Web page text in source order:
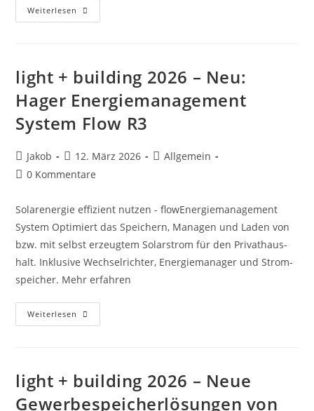
Weiterlesen Intersolar
Messe
SMA
Bis
KW
Mit
Backup
Und
SMA
M
light + building 2026 – Neu:
Hager Energiemanagement
System Flow R3
Beitrags-
Autor:
Jakob
Beitrag
veröffentlicht:
12. März 2026
Beitrags-
Allgemein
Beitrags-
0 Kommentare
Solarenergie effizient nutzen - flowEner­gie­ma­nage­ment
System Opti­miert das Spei­chern, Managen und Laden von
bzw. mit selbst erzeugtem Solar­strom für den Privat­haus­
halt. Inklu­sive Wech­sel­richter, Ener­gie­ma­nager und Strom­
spei­cher. Mehr erfahren
Weiterlesen Light
+
Hager
Energiemanagement
Flow
light + building 2026 – Neue
Gewerbespeicherlösungen von